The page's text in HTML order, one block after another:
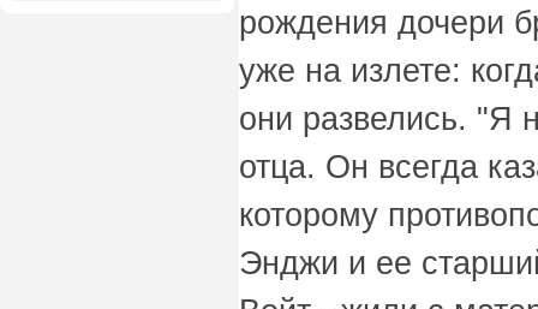
рождения дочери
уже на излете:
они развелись. "Я
отца. Он всегда
которому
Энджи и ее